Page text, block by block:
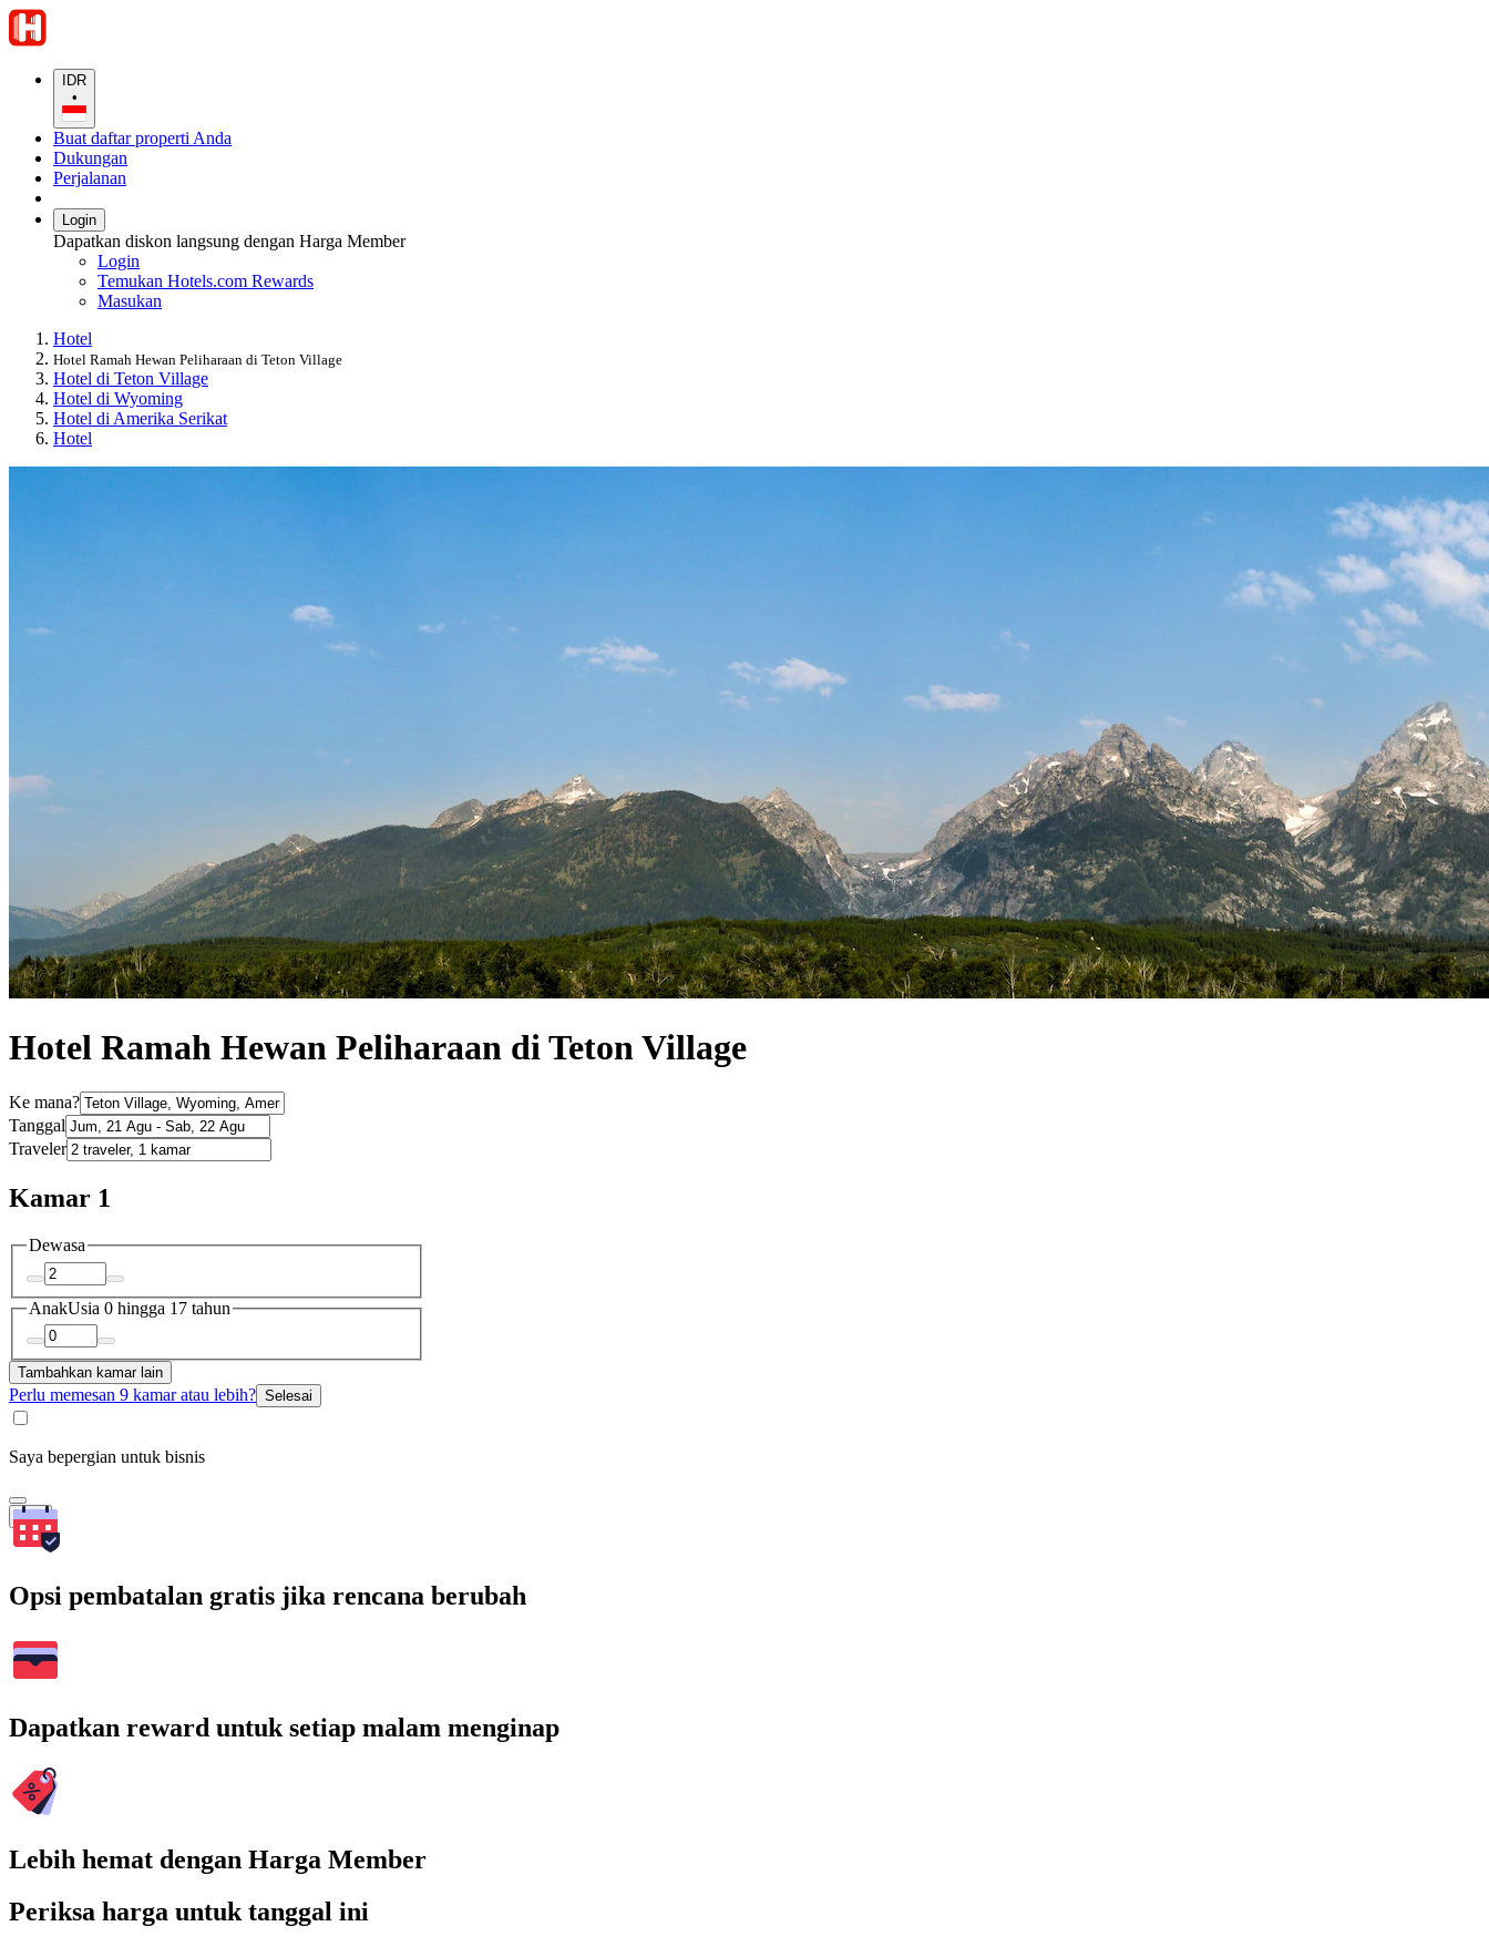
IDR
•
Buat daftar properti Anda
Dukungan
Perjalanan
Login
Dapatkan diskon langsung dengan Harga Member
Login
Temukan Hotels.com Rewards
Masukan
Hotel
Hotel Ramah Hewan Peliharaan di Teton Village
Hotel di Teton Village
Hotel di Wyoming
Hotel di Amerika Serikat
Hotel
Hotel Ramah Hewan Peliharaan di Teton Village
Ke mana?
Tanggal
Traveler
Kamar 1
Dewasa
AnakUsia 0 hingga 17 tahun
Tambahkan kamar lain
Perlu memesan 9 kamar atau lebih? Selesai
Saya bepergian untuk bisnis
Cari
Opsi pembatalan gratis jika rencana berubah
Dapatkan reward untuk setiap malam menginap
Lebih hemat dengan Harga Member
Periksa harga untuk tanggal ini